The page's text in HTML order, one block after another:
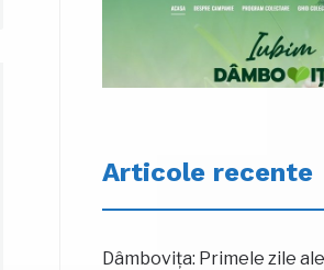
Articole recente
Dâmbovița: Primele zile